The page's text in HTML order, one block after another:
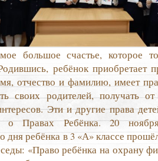
большое счастье, которое
ребёнок приобретает
отчество и фамилию, имеет
своих родителей, получать
Эти и другие права
о Правах Ребёнка. 20
дня ребёнка в 3 «А» классе
«Право ребёнка на охрану